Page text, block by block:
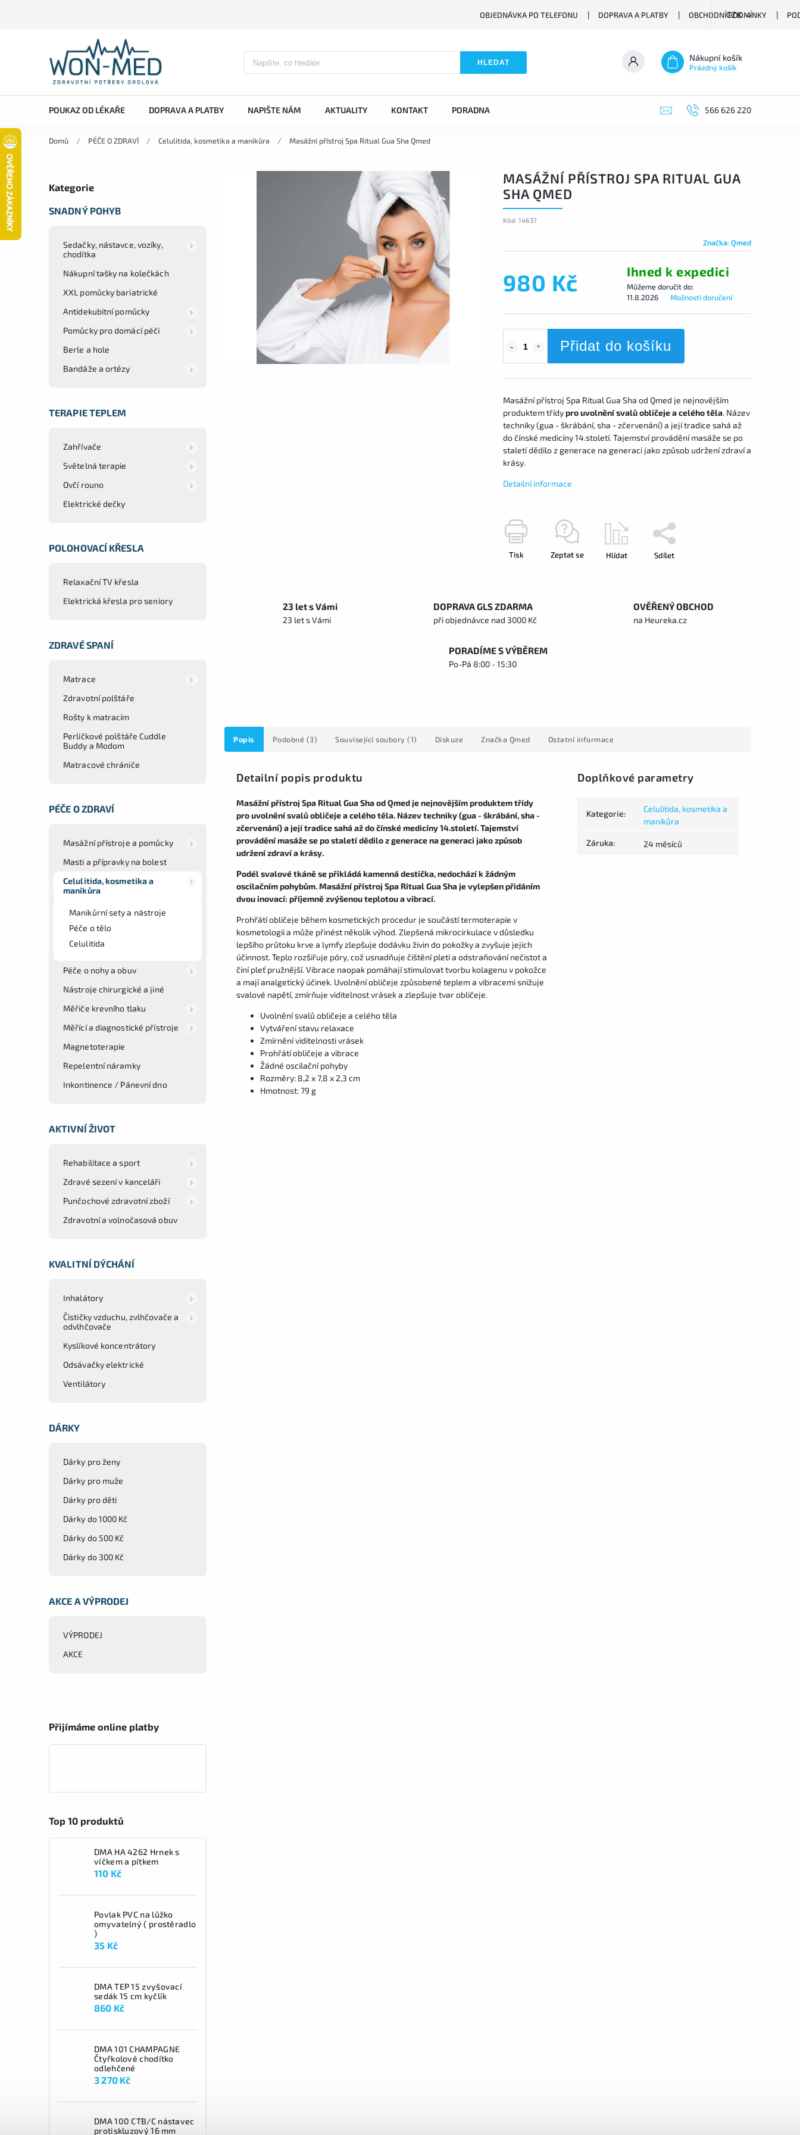
OBJEDNÁVKA PO TELEFONU DOPRAVA A PLATBY OBCHODNÍ PODMÍNKY
CZK
HLEDAT Nákupní košík
Prázdný košík
POUKAZ OD LÉKAŘE DOPRAVA A PLATBY NAPIŠTE NÁM AKTUALITY KONTAKT PORADNA 566 626 220
Domů / PÉČE O ZDRAVÍ / Celulitida, kosmetika a manikůra / Masážní přístroj Spa Ritual Gua Sha Qmed
Kategorie
SNADNÝ POHYB
Sedačky, nástavce, vozíky,
chodítka
Nákupní tašky na kolečkách
XXL pomůcky bariatrické
Antidekubitní pomůcky
Pomůcky pro domácí péči
Berle a hole
Bandáže a ortézy
TERAPIE TEPLEM
Zahřívače
Světelná terapie
Ovčí rouno
Elektrické dečky
POLOHOVACÍ KŘESLA
Relaxační TV křesla
Elektrická křesla pro seniory
ZDRAVÉ SPANÍ
Matrace
Zdravotní polštáře
Rošty k matracím
Perličkové polštáře Cuddle
Buddy a Modom
Matracové chrániče
PÉČE O ZDRAVÍ
Masážní přístroje a pomůcky
Masti a přípravky na bolest
Celulitida, kosmetika a
manikůra
Manikůrní sety a nástroje
Péče o tělo
Celulitida
Péče o nohy a obuv
Nástroje chirurgické a jiné
Měřiče krevního tlaku
Měřící a diagnostické přístroje
Magnetoterapie
Repelentní náramky
Inkontinence / Pánevní dno
AKTIVNÍ ŽIVOT
Rehabilitace a sport
Zdravé sezení v kanceláři
Punčochové zdravotní zboží
Zdravotní a volnočasová obuv
KVALITNÍ DÝCHÁNÍ
Inhalátory
Čističky vzduchu, zvlhčovače a
odvlhčovače
Kyslíkové koncentrátory
Odsávačky elektrické
Ventilátory
DÁRKY
Dárky pro ženy
Dárky pro muže
Dárky pro děti
Dárky do 1000 Kč
Dárky do 500 Kč
Dárky do 300 Kč
AKCE A VÝPRODEJ
VÝPRODEJ
AKCE
Přijímáme online platby
Top 10 produktů
DMA HA 4262 Hrnek s
víčkem a pítkem
110 Kč
Povlak PVC na lůžko
omyvatelný ( prostěradlo
)
35 Kč
DMA TEP 15 zvyšovací
sedák 15 cm kyčlík
860 Kč
DMA 101 CHAMPAGNE
Čtyřkolové chodítko
odlehčené
3 270 Kč
DMA 100 CTB/C nástavec
protiskluzový 16 mm
MASÁŽNÍ PŘÍSTROJ SPA RITUAL GUA
SHA QMED
Kód: 14637
Značka:Qmed
980 Kč Ihned k expedici
Můžeme doručit do:
11.8.2026
Možnosti doručení
Přidat do košíku
Masážní přístroj Spa Ritual Gua Sha od Qmed je nejnovějším
produktem třídypro uvolnění svalů obličeje a celého těla. Název
techniky (gua - škrábání, sha - zčervenání) a její tradice sahá až
do čínské medicíny 14.století. Tajemství provádění masáže se po
staletí dědilo z generace na generaci jako způsob udržení zdraví a
krásy.
Detailní informace
Tisk Zeptat se Hlídat Sdílet
23 let s Vámi
23 let s Vámi
DOPRAVA GLS ZDARMA
při objednávce nad 3000 Kč
OVĚŘENÝ OBCHOD
na Heureka.cz
PORADÍME S VÝBĚREM
Po-Pá 8:00 - 15:30
Popis Podobné (3) Související soubory (1) Diskuze Značka Qmed Ostatní informace
Detailní popis produktu
Masážní přístroj Spa Ritual Gua Sha od Qmed je nejnovějším produktem třídy
pro uvolnění svalů obličeje a celého těla. Název techniky (gua - škrábání, sha -
zčervenání) a její tradice sahá až do čínské medicíny 14.století. Tajemství
provádění masáže se po staletí dědilo z generace na generaci jako způsob
udržení zdraví a krásy.
Podél svalové tkáně se přikládá kamenná destička, nedochází k žádným
oscilačním pohybům. Masážní přístroj Spa Ritual Gua Sha je vylepšen přidáním
dvou inovací: příjemně zvýšenou teplotou a vibrací.
Prohřátí obličeje během kosmetických procedur je součástí termoterapie v
kosmetologii a může přinést několik výhod. Zlepšená mikrocirkulace v důsledku
lepšího průtoku krve a lymfy zlepšuje dodávku živin do pokožky a zvyšuje jejich
účinnost. Teplo rozšiřuje póry, což usnadňuje čištění pleti a odstraňování nečistot a
činí pleť pružnější. Vibrace naopak pomáhají stimulovat tvorbu kolagenu v pokožce
a mají analgetický účinek. Uvolnění obličeje způsobené teplem a vibracemi snižuje
svalové napětí, zmírňuje viditelnost vrásek a zlepšuje tvar obličeje.
Uvolnění svalů obličeje a celého těla
Vytváření stavu relaxace
Zmírnění viditelnosti vrásek
Prohřátí obličeje a vibrace
Žádné oscilační pohyby
Rozměry: 8,2 x 7,8 x 2,3 cm
Hmotnost: 79 g
Doplňkové parametry
Kategorie:
Celulitida, kosmetika a
manikůra
Záruka: 24 měsíců